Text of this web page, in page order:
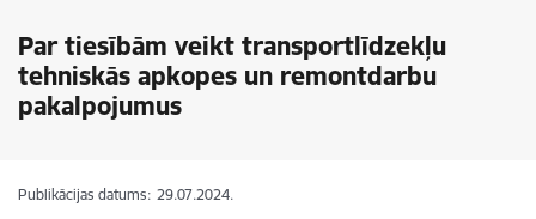
Par tiesībām veikt transportlīdzekļu
tehniskās apkopes un remontdarbu
pakalpojumus
Publikācijas datums: 29.07.2024.